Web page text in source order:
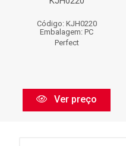
Código: KJH0220
Embalagem: PC
Perfect
Ver preço